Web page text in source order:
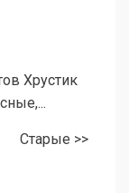
Хрустик
Старые >>